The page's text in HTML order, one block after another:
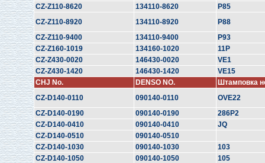
CZ-Z110-8620
134110-8620
P85
CZ-Z110-8920
134110-8920
P88
CZ-Z110-9400
134110-9400
P93
CZ-Z160-1019
134160-1020
11P
CZ-Z430-0020
146430-0020
VE1
CZ-Z430-1420
146430-1420
VE15
CHJ No.
DENSO NO.
Штамповка
CZ-D140-0110
090140-0110
OVE22
CZ-D140-0190
090140-0190
286P2
CZ-D140-0410
090140-0410
JQ
CZ-D140-0510
090140-0510
CZ-D140-1030
090140-1030
103
CZ-D140-1050
090140-1050
105